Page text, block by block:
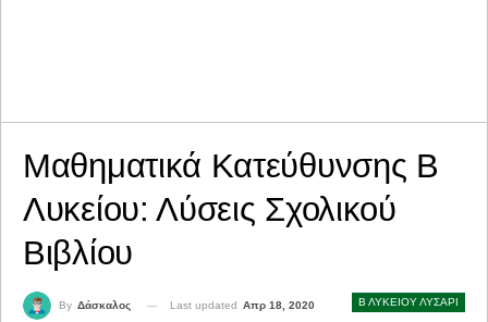
Μαθηματικά Κατεύθυνσης Β
Λυκείου: Λύσεις Σχολικού
Βιβλίου
Β ΛΥΚΕΙΟΥ ΛΥΣΑΡΙ
By Δάσκαλος Last updated Απρ 18, 2020